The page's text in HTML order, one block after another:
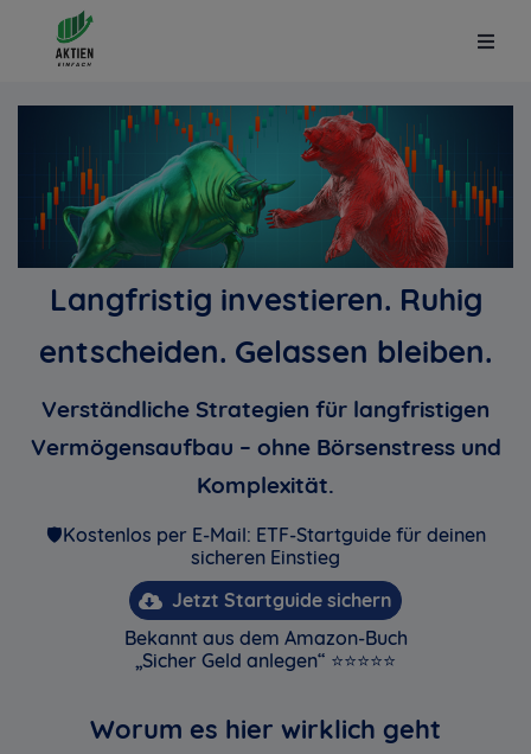
Langfristig investieren. Ruhig
entscheiden. Gelassen bleiben.
Verständliche Strategien für langfristigen
Vermögensaufbau – ohne Börsenstress und
Komplexität.
🛡️Kostenlos per E-Mail: ETF-Startguide für deinen
sicheren Einstieg
Jetzt Startguide sichern
Bekannt aus dem Amazon-Buch
„Sicher Geld anlegen“ ⭐⭐⭐⭐⭐
Worum es hier wirklich geht